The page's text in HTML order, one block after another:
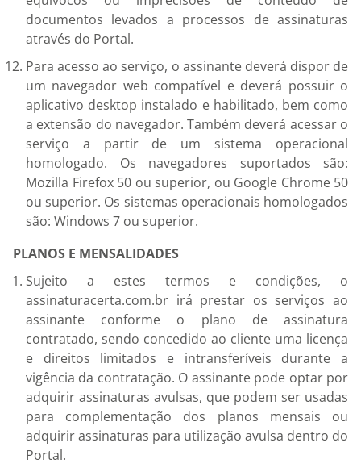
documentos levados a processos de assinaturas
através do Portal.
Para acesso ao serviço, o assinante deverá dispor de
um navegador web compatível e deverá possuir o
aplicativo desktop instalado e habilitado, bem como
a extensão do navegador. Também deverá acessar o
serviço a partir de um sistema operacional
homologado. Os navegadores suportados são:
Mozilla Firefox 50 ou superior, ou Google Chrome 50
ou superior. Os sistemas operacionais homologados
são: Windows 7 ou superior.
PLANOS E MENSALIDADES
Sujeito a estes termos e condições, o
assinaturacerta.com.br irá prestar os serviços ao
assinante conforme o plano de assinatura
contratado, sendo concedido ao cliente uma licença
e direitos limitados e intransferíveis durante a
vigência da contratação. O assinante pode optar por
adquirir assinaturas avulsas, que podem ser usadas
para complementação dos planos mensais ou
adquirir assinaturas para utilização avulsa dentro do
Portal.